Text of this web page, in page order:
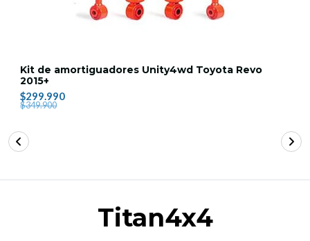
Kit de amortiguadores Unity4wd Toyota Revo
2015+
$299.990
$349.900
Titan4x4